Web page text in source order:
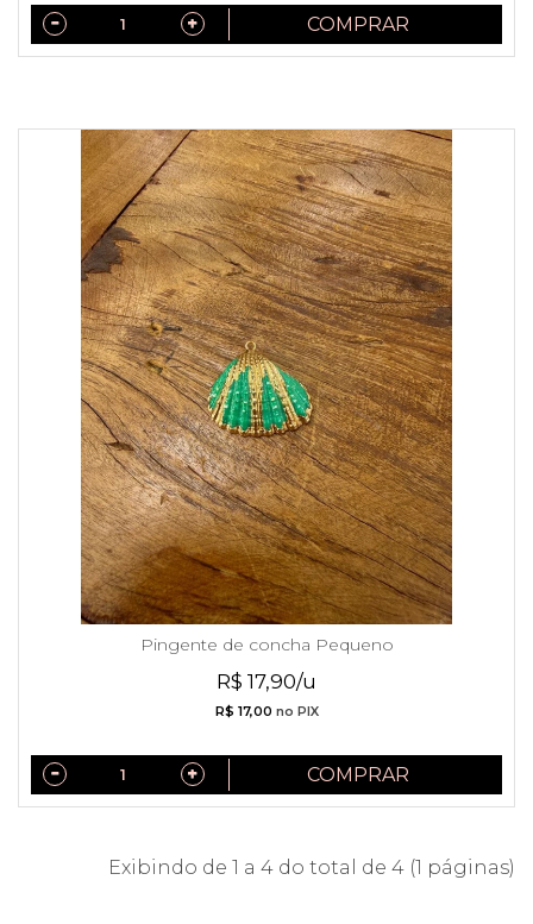
COMPRAR
Pingente de concha Pequeno
R$ 17,90/u
R$ 17,00 no PIX
COMPRAR
Exibindo de 1 a 4 do total de 4 (1 páginas)